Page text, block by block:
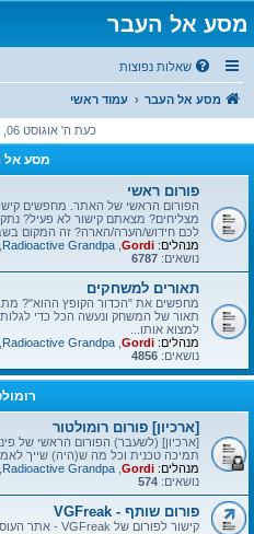
מסע אל העבר
שאלות נפוצות
מסע אל העבר עמוד ראשי
כעת ה' אוגוסט 06, 2026 10:23 pm
מסע אל
פורום ראשי
הפורום הראשי של האתר. מחפשים
מצליחים? מצאתם קישור לא פעיל?
לכם חידוש/הערה/הארה? זה המקום
מנהלים: Gordi
Radioactive Grandpa
נושאים: 6787
תאורים למשחקים
מחפשים את "הכדור הקופץ ההוא"?
תאור של המשחק ונעשה הכל כדי
למצוא אותו...
מנהלים: Gordi
Radioactive Grandpa
נושאים: 4856
[ארכיון] פורום רומולטור
[ארכיון] (לשעבר) הפורום הראשי של
תמיכה טכנית וכל מה ש(היה) שייך
מנהלים: Gordi
Radioactive Grandpa
נושאים: 574
פורום שותף - VGFreak
קישור לפורום של VGFreak - אתר העוסק בקונסולות, רומים ואמולטורים.